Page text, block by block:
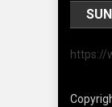
https://